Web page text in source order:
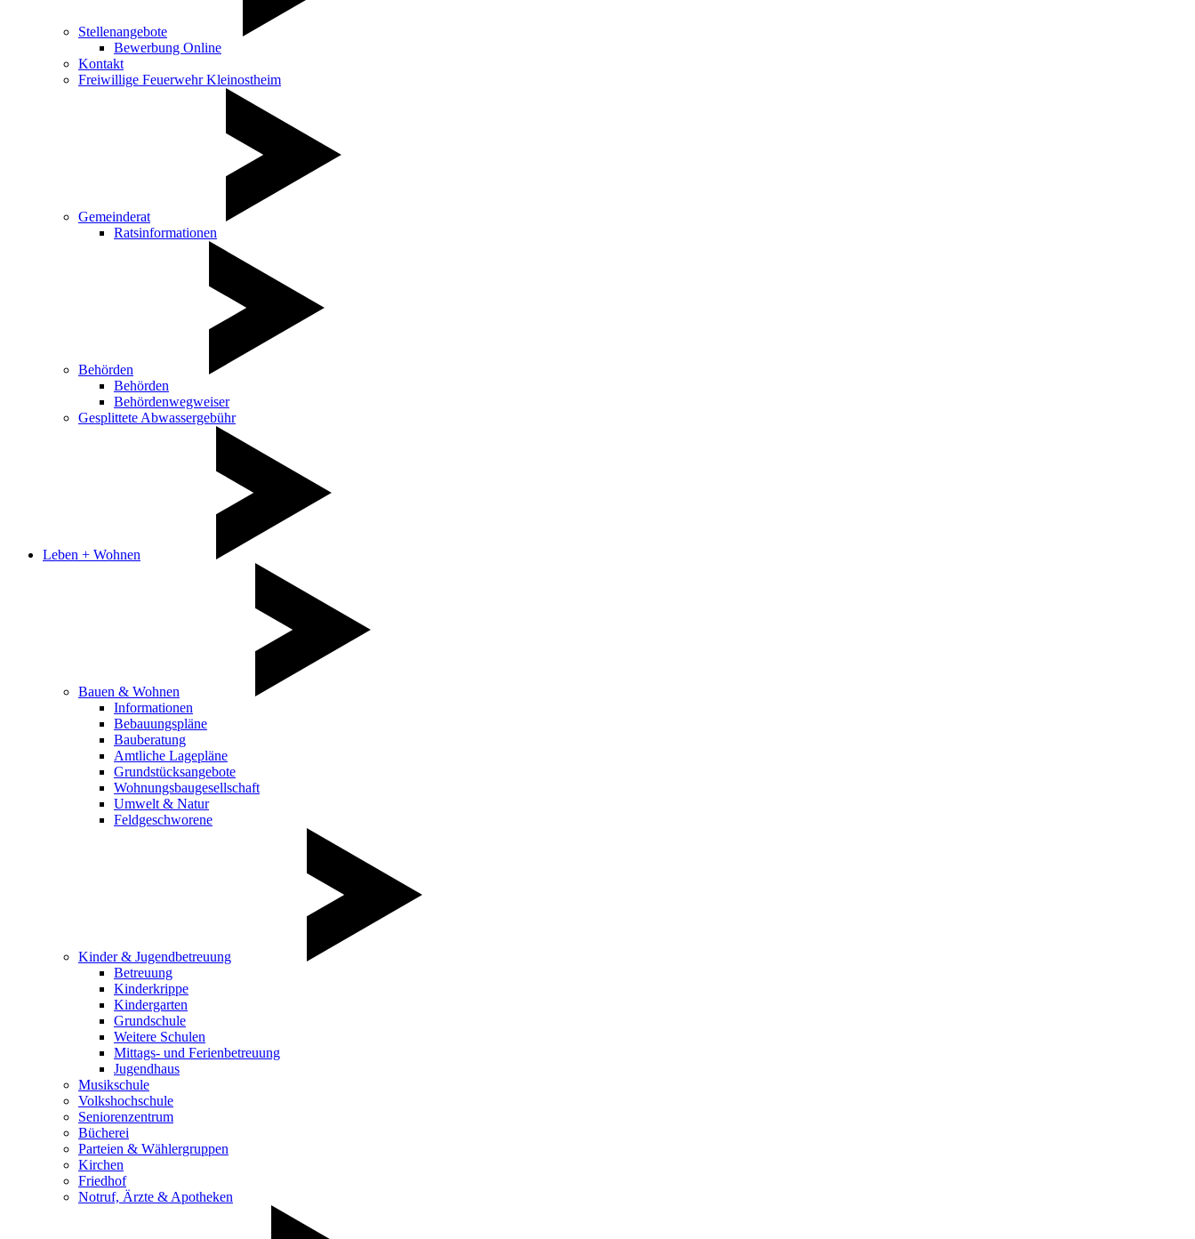
Stellenangebote
Bewerbung Online
Kontakt
Freiwillige Feuerwehr Kleinostheim
Gemeinderat
Ratsinformationen
Behörden
Behörden
Behördenwegweiser
Gesplittete Abwassergebühr
Leben + Wohnen
Bauen & Wohnen
Informationen
Bebauungspläne
Bauberatung
Amtliche Lagepläne
Grundstücksangebote
Wohnungsbaugesellschaft
Umwelt & Natur
Feldgeschworene
Kinder & Jugendbetreuung
Betreuung
Kinderkrippe
Kindergarten
Grundschule
Weitere Schulen
Mittags- und Ferienbetreuung
Jugendhaus
Musikschule
Volkshochschule
Seniorenzentrum
Bücherei
Parteien & Wählergruppen
Kirchen
Friedhof
Notruf, Ärzte & Apotheken